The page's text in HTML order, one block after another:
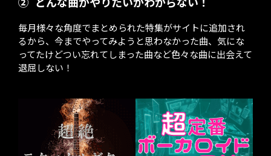
毎月様々な角度でまとめられた特集がサイトに追加され
るから、今までやってみようと思わなかった曲、気にな
ってたけどつい忘れてしまった曲など色々な曲に出会えて
退屈しない！